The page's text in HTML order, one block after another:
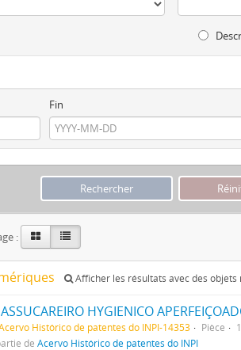
Fin
:
Afficher les résultats avec des objets
HYGIENICO
Histórico de patentes do INPI-14353 Pièce
deAcervo Histórico de patentes do INPI